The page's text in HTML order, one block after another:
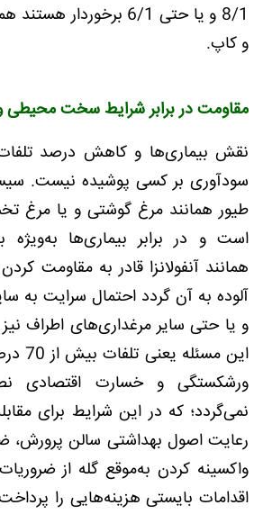
8/1 و یا حتی 6/1
و کاپ.
مقاومت در برابر شرایط سخت محیطی
نقش بیماری‌ها و کاهش درصد تلفات
سودآوری بر کسی پوشیده نیست.
طیور همانند مرغ گوشتی و یا مرغ
است و در برابر بیماری‌ها به‌ویژه
همانند آنفولانزا قادر به مقاومت
آلوده به آن گردد احتمال سرایت به
و یا حتی سایر مرغداری‌های اطراف
این
ورشکستگی و خسارت اقتصادی
نمی‌گردد؛ که در این شرایط برای
رعایت اصول بهداشتی سالن پرورش،
واکسینه کردن به‌موقع گله از
اقدامات بایستی هزینه‌هایی را